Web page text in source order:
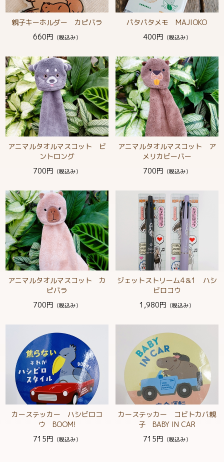
親子キーホルダー カピバラ
660円 （税込み）
パタパタメモ MAJIOKO
400円 （税込み）
アニマルタオルマスコット ビ
ントロング
700円 （税込み）
アニマルタオルマスコット ア
メリカビーバー
700円 （税込み）
アニマルタオルマスコット カ
ピバラ
700円 （税込み）
ジェットストリーム4＆1 ハシ
ビロコウ
1,980円 （税込み）
カーステッカー ハシビロコ
ウ BOOM!
715円 （税込み）
カーステッカー コビトカバ親
子 BABY IN CAR
715円 （税込み）